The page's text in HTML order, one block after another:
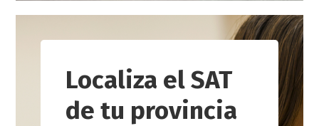
Localiza el SAT
de tu provincia